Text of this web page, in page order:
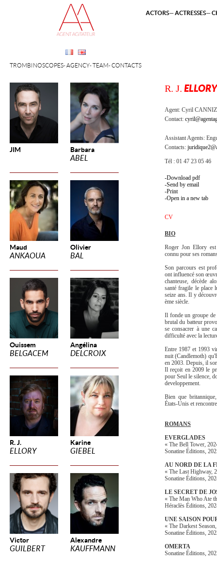
JIM Barbara
ABEL
Maud
ANKAOUA
Olivier
BAL
Ouissem
BELGACEM
Angélina
DELCROIX
R. J.
ELLORY
Karine
GIEBEL
Victor
GUILBERT
Alexandre
KAUFFMANN
TROMBINOSCOPES AGENCY TEAM CONTACTS
ACTORS ACTRESSES
R. J. ELLORY
Agent: Cyril
Contact:
Assistant Agents:
Contacts:
Tél : 01 47 23 05 46
Download pdf
Send by email
Print
Open in a new tab
CV
BIO
Roger Jon Ellory est
connu pour ses
Son parcours est
ont influencé son
chanteuse, décède
santé fragile le place
seize ans. Il y
ème siècle.
Il fonde un groupe de
brutal du batteur
se consacrer à une
difficulté avec la
Entre 1987 et 1993
nuit (Candlemoth)
en 2003. Depuis, il
Il reçoit en 2009 le
pour Seul le silence,
developpement.
Bien que
États-Unis et
ROMANS
EVERGLADES
« The Bell Tower,
Sonatine Éditions,
AU NORD DE LA
« The Last Highway,
Sonatine Éditions,
LE SECRET DE
« The Man Who Ate
Héraclès Éditions,
UNE SAISON
« The Darkest
Sonatine Éditions,
OMERTA
Sonatine Éditions,